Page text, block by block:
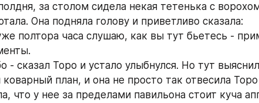
за столом сидела некая тетенька с
Она подняла голову и приветливо сказала:
полтора часа слушаю, как вы тут бьетесь -
- сказал Торо и устало улыбнулся. Но тут
коварный план, и она не просто так отвесила
что у нее за пределами павильона стоит куча